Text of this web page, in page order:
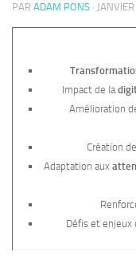
PAR ADAM PONS ·
Impact de la
Amélioration
Création de
Adaptation aux
Défis et enjeux